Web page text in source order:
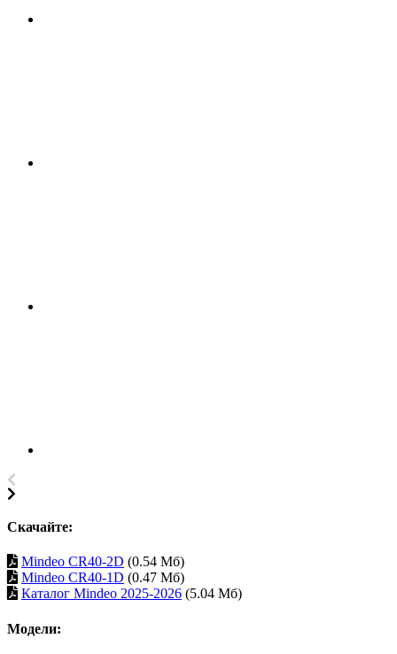
Скачайте:
Mindeo CR40-2D (0.54 Мб)
Mindeo CR40-1D (0.47 Мб)
Каталог Mindeo 2025-2026 (5.04 Мб)
Модели: